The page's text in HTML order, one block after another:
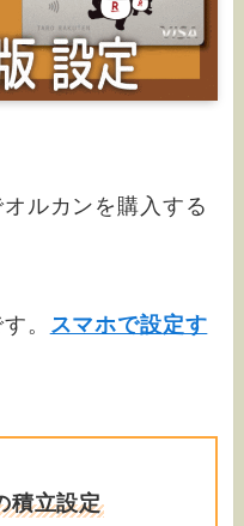
ルカンを購入する
。 スマホで設定す
積立設定